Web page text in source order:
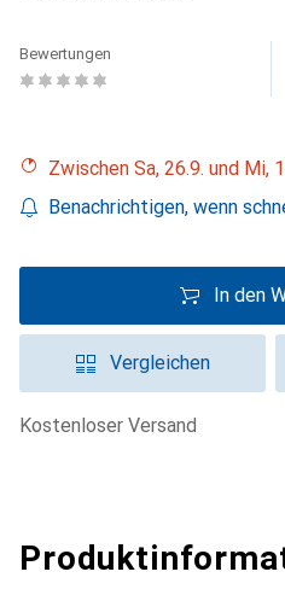
Bewertungen
Zwischen Sa, 26.9. und
Benachrichtigen, wenn
In den
Vergleichen
kostenloser Versand